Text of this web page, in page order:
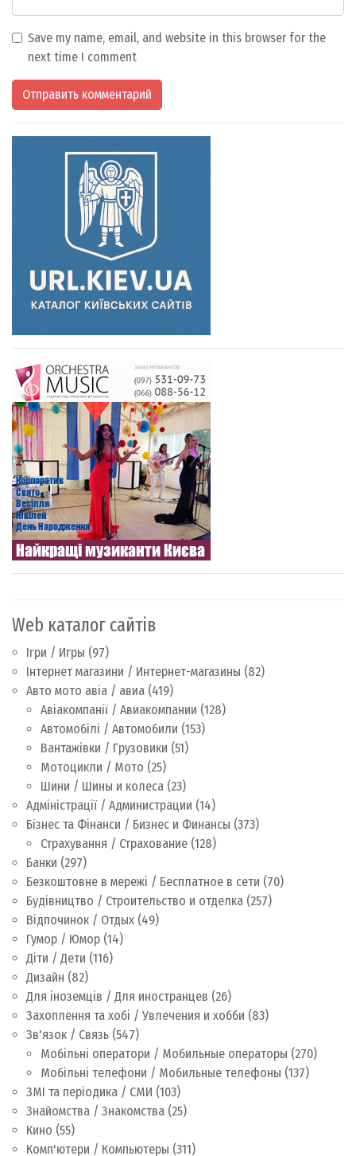
Web каталог сайтів
Ігри / Игры (97)
Інтернет магазини / Интернет-магазины (82)
Авто мото авіа / авиа (419)
Авіакомпанії / Авиакомпании (128)
Автомобілі / Автомобили (153)
Вантажівки / Грузовики (51)
Мотоцикли / Мото (25)
Шини / Шины и колеса (23)
Адміністрації / Администрации (14)
Бізнес та Фінанси / Бизнес и Финансы (373)
Страхування / Страхование (128)
Банки (297)
Безкоштовне в мережі / Бесплатное в сети (70)
Будівництво / Строительство и отделка (257)
Відпочинок / Отдых (49)
Гумор / Юмор (14)
Діти / Дети (116)
Дизайн (82)
Для іноземців / Для иностранцев (26)
Захоплення та хобі / Увлечения и хобби (83)
Зв'язок / Связь (547)
Мобільні оператори / Мобильные операторы (270)
Мобільні телефони / Мобильные телефоны (137)
ЗМІ та періодика / СМИ (103)
Знайомства / Знакомства (25)
Кино (55)
Комп'ютери / Компьютеры (311)
Save my name, email, and website in this browser for the
next time I comment